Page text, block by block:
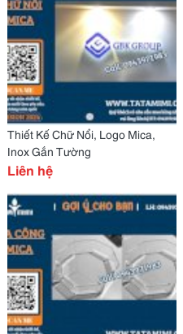
Thiết Kế Chữ Nổi, Logo Mica,
Inox Gắn Tường
Liên hệ